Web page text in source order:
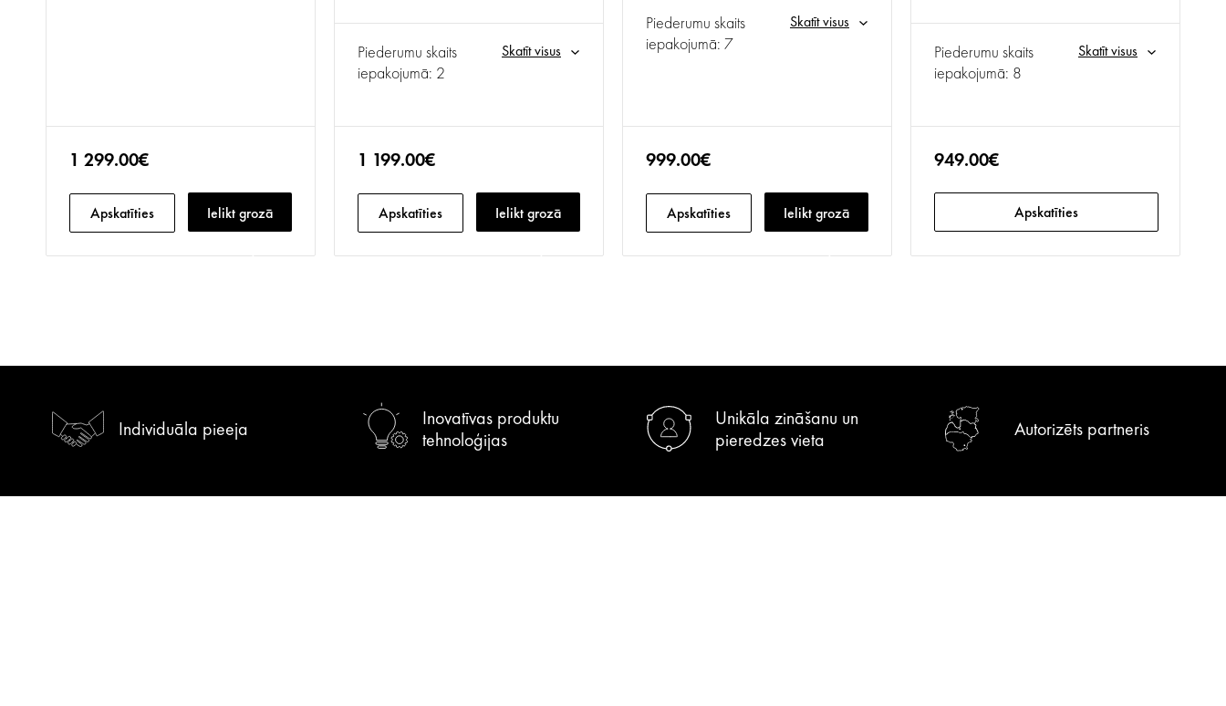
1 299.00€
Apskatīties Ielikt grozā
Piederumu skaits
iepakojumā: 2
Skatīt visus
1 199.00€
Apskatīties Ielikt grozā
Piederumu skaits
iepakojumā: 7
Skatīt visus
999.00€
Apskatīties Ielikt grozā
Piederumu skaits
iepakojumā: 8
Skatīt visus
949.00€
Apskatīties
Individuāla pieeja
Inovatīvas produktu
tehnoloģijas
Unikāla zināšanu un
pieredzes vieta
Autorizēts partneris